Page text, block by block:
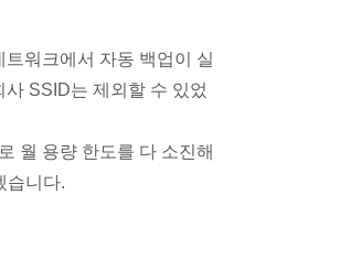
워크에서 자동 백업이 실
SSID는 제외할 수 있었
월 용량 한도를 다 소진해
습니다.